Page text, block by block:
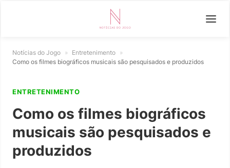
Notícias do Jogo » Entretenimento »
Como os filmes biográficos musicais são pesquisados e produzidos
ENTRETENIMENTO
Como os filmes biográficos
musicais são pesquisados e
produzidos